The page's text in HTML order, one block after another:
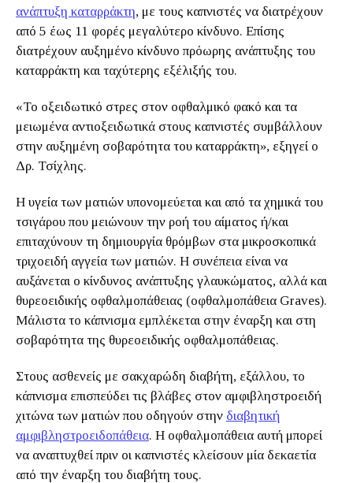
ανάπτυξη καταρράκτη, με τους καπνιστές να διατρέχουν
από 5 έως 11 φορές μεγαλύτερο κίνδυνο. Επίσης
διατρέχουν αυξημένο κίνδυνο πρόωρης ανάπτυξης του
καταρράκτη και ταχύτερης εξέλιξής του.
«Το οξειδωτικό στρες στον οφθαλμικό φακό και τα
μειωμένα αντιοξειδωτικά στους καπνιστές συμβάλλουν
στην αυξημένη σοβαρότητα του καταρράκτη», εξηγεί ο
Δρ. Τσίχλης.
Η υγεία των ματιών υπονομεύεται και από τα χημικά του
τσιγάρου που μειώνουν την ροή του αίματος ή/και
επιταχύνουν τη δημιουργία θρόμβων στα μικροσκοπικά
τριχοειδή αγγεία των ματιών. Η συνέπεια είναι να
αυξάνεται ο κίνδυνος ανάπτυξης γλαυκώματος, αλλά και
θυρεοειδικής οφθαλμοπάθειας (οφθαλμοπάθεια Graves).
Μάλιστα το κάπνισμα εμπλέκεται στην έναρξη και στη
σοβαρότητα της θυρεοειδικής οφθαλμοπάθειας.
Στους ασθενείς με σακχαρώδη διαβήτη, εξάλλου, το
κάπνισμα επισπεύδει τις βλάβες στον αμφιβληστροειδή
χιτώνα των ματιών που οδηγούν στην διαβητική
αμφιβληστροειδοπάθεια. Η οφθαλμοπάθεια αυτή μπορεί
να αναπτυχθεί πριν οι καπνιστές κλείσουν μία δεκαετία
από την έναρξη του διαβήτη τους.